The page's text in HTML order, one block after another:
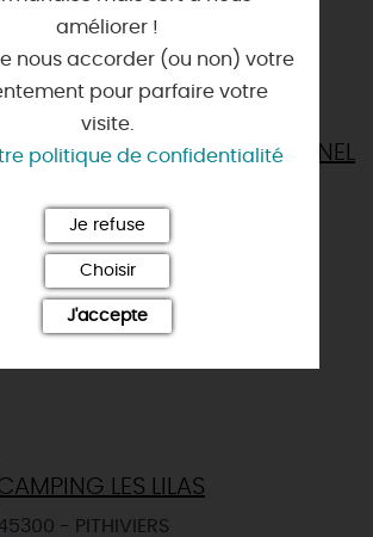
JARDIN PERSONNEL
45300 - PITHIVIERS
LES LILAS
- PITHIVIERS
améliorer !
nous accorder (ou non) votre
pour parfaire votre
visite.
politique de confidentialité
Je refuse
Choisir
J'accepte